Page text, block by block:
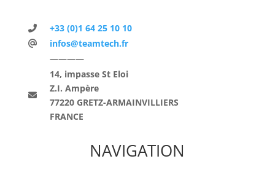
+33 (0)1 64 25 10 10
infos@teamtech.fr
————
14, impasse St Eloi
Z.I. Ampère
77220 GRETZ-ARMAINVILLIERS
FRANCE
NAVIGATION